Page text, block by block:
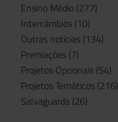
Ensino Médio (277)
Intercâmbios (10)
Outras notícias (134)
Premiações (7)
Projetos Opcionais (54)
Projetos Temáticos (216)
Salvaguarda (26)